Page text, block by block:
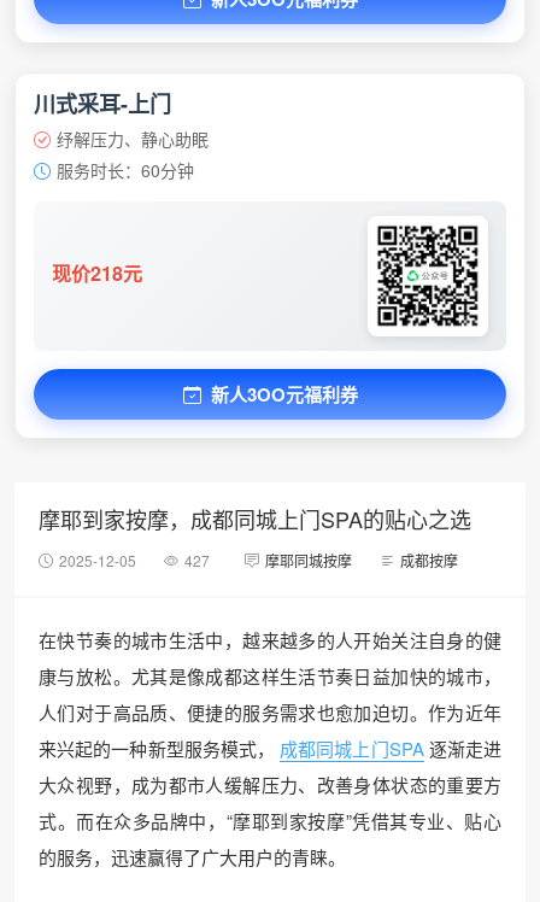
川式采耳-上门
纾解压力、静心助眠
服务时长：60分钟
现价218元
新人3OO元福利券
摩耶到家按摩，成都同城上门SPA的贴心之选
2025-12-05 427 摩耶同城按摩 成都按摩
在快节奏的城市生活中，越来越多的人开始关注自身的健
康与放松。尤其是像成都这样生活节奏日益加快的城市，
人们对于高品质、便捷的服务需求也愈加迫切。作为近年
来兴起的一种新型服务模式，
成都同城上门SPA 逐渐走进
大众视野，成为都市人缓解压力、改善身体状态的重要方
式。而在众多品牌中，“摩耶到家按摩”凭借其专业、贴心
的服务，迅速赢得了广大用户的青睐。